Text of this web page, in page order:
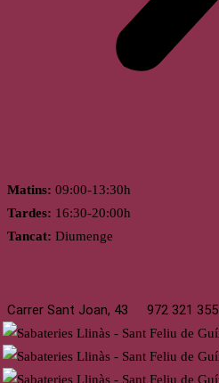
Matins: 09:00-13:30h
Tardes: 16:30-20:00h
Tancat: Diumenge
Carrer Sant Joan, 43 972 321 355